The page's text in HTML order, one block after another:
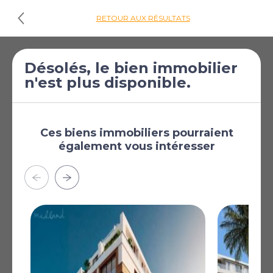
RETOUR AUX RÉSULTATS
Cliquez ici pour
les plans d'étages
chambres à vendre
à La Manga del Mar
Menor
La Manga del Mar Menor,
Murcie, Espagne
[£827 022]
Complexe d'appartements exclusif situé à seulement
50 mètres de la plage sur La Manga. Le complexe se
trouve à proximité de plusieurs zones commerciales,
incluant des supermarchés, des bars et des cafés, ainsi
Désolés, le bien immobilier
n'est plus disponible.
Ces biens immobiliers pourraient
également vous intéresser